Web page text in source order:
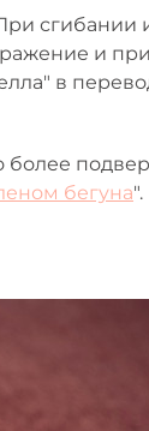
сгибании
и
в
более
бегуна".